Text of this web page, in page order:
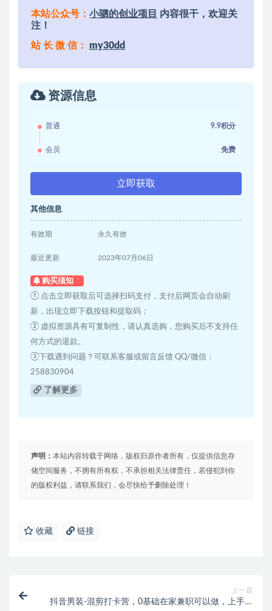
本站公众号： 小驷的创业项目 内容很干，欢迎关
注！
站 长 微 信： my30dd
资源信息
普通 9.9积分
会员 免费
立即获取
其他信息
有效期 永久有效
最近更新 2023年07月06日
购买须知
① 点击立即获取后可选择扫码支付，支付后网页会自动刷
新，出现立即下载按钮和提取码；
② 虚拟资源具有可复制性，请认真选购，您购买后不支持任
何方式的退款。
③下载遇到问题？可联系客服或留言反馈 QQ/微信：
258830904
了解更多
声明： 本站内容转载于网络，版权归原作者所有，仅提供信息存
储空间服务，不拥有所有权，不承担相关法律责任，若侵犯到你
的版权利益，请联系我们，会尽快给予删除处理！
收藏 链接
上一篇
抖音男装-混剪打卡营，0基础在家兼职可以做，上手简